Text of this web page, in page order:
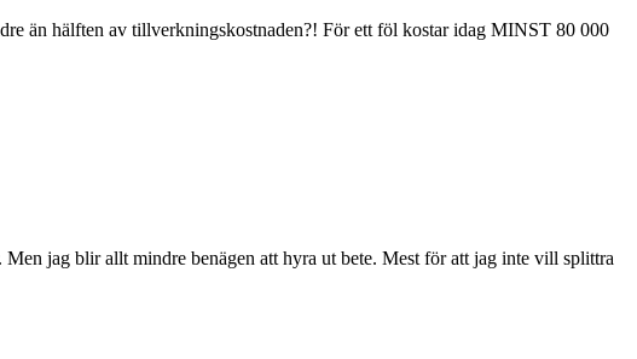
än hälften av tillverkningskostnaden?! För ett föl kostar idag MINST 80 000
jag blir allt mindre benägen att hyra ut bete. Mest för att jag inte vill splittra